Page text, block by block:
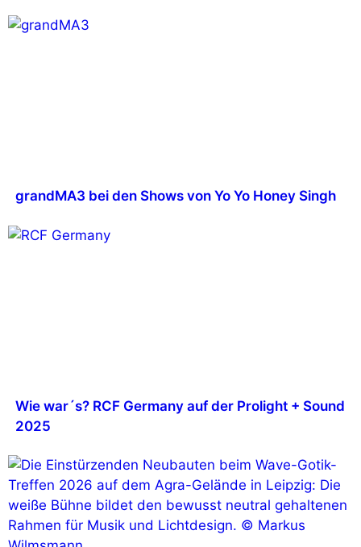
grandMA3 bei den Shows von Yo Yo Honey Singh
Wie war´s? RCF Germany auf der Prolight + Sound
2025